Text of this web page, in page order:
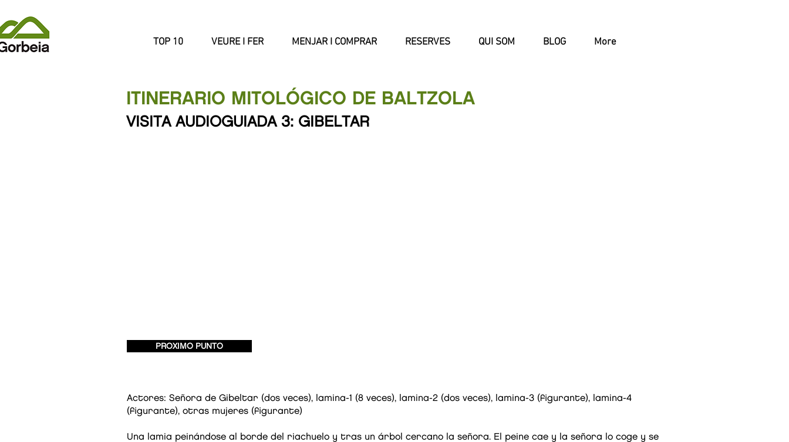
TOP 10 VEURE I FER MENJAR I COMPRAR RESERVES QUI SOM BLOG More
ITINERARIO MITOLÓGICO DE BALTZOLA
VISITA AUDIOGUIADA3: GIBELTAR
PROXIMO PUNTO
Actores: Señora de Gibeltar (dos veces), lamina-1 (8 veces), lamina-2 (dos veces), lamina-3 (figurante), lamina-4
(figurante), otras mujeres (figurante)
Una lamia peinándose al borde del riachuelo y tras un árbol cercano la señora. El peine cae y la señora lo coge y se